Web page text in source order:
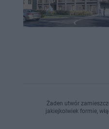
Żaden utwór
jakiejkolwiek formie,